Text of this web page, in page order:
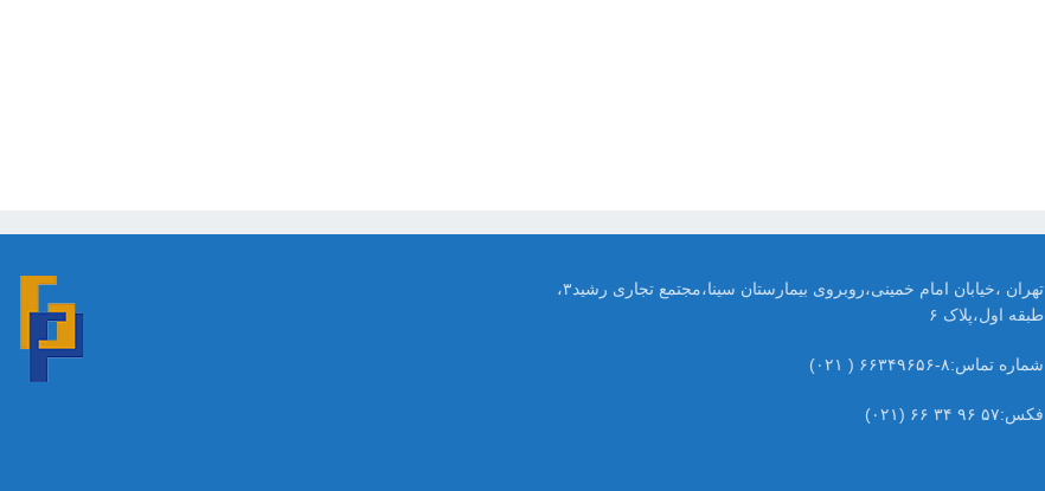
تهران ،خیابان امام خمینی،روبروی بیمارستان سینا،مجتمع تجاری رشید۳،
طبقه اول،پلاک ۶
شماره تماس:۸-۶۶۳۴۹۶۵۶ ( ۰۲۱)
فکس:۵۷ ۹۶ ۳۴ ۶۶ (۰۲۱)